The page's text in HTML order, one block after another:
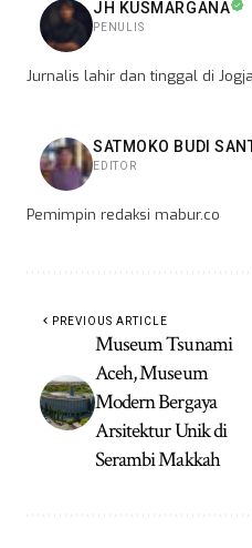
JH KUSMARGANA
PENULIS
Jurnalis lahir dan tinggal di Jogja
SATMOKO BUDI
EDITOR
Pemimpin redaksi mabur.co
PREVIOUS ARTICLE
Museum Tsunami
Aceh, Museum
Modern Bergaya
Arsitektur Unik di
Serambi Makkah